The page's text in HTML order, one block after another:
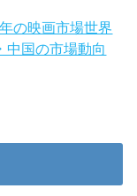
の映画市場世界
中国の市場動向